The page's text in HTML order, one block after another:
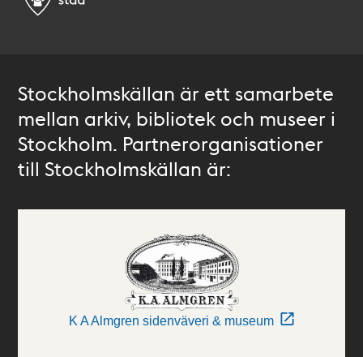
Stockholmskällan är ett samarbete
mellan arkiv, bibliotek och museer i
Stockholm. Partnerorganisationer
till Stockholmskällan är:
K A Almgren sidenväveri & museum